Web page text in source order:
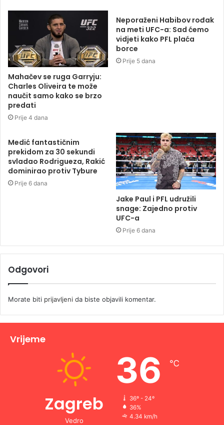
Mahačev se ruga Garryju:
Charles Oliveira te može
naučit samo kako se brzo
predati
Prije 4 dana
Neporaženi Habibov rođak
na meti UFC-a: Sad ćemo
vidjeti kako PFL plaća
borce
Prije 5 dana
Medić fantastičnim
prekidom za 30 sekundi
svladao Rodrigueza, Rakić
dominirao protiv Tybure
Prije 6 dana
Jake Paul i PFL udružili
snage: Zajedno protiv
UFC-a
Prije 6 dana
Odgovori
Morate biti prijavljeni da biste objavili komentar.
Vrijeme
Zagreb
Vedro
36 ℃
36º - 24º
36%
4.34 km/h